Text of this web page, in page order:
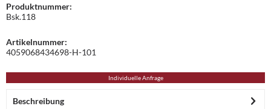
Produktnummer:
Bsk.118
Artikelnummer:
4059068434698-H-101
Individuelle Anfrage
Beschreibung